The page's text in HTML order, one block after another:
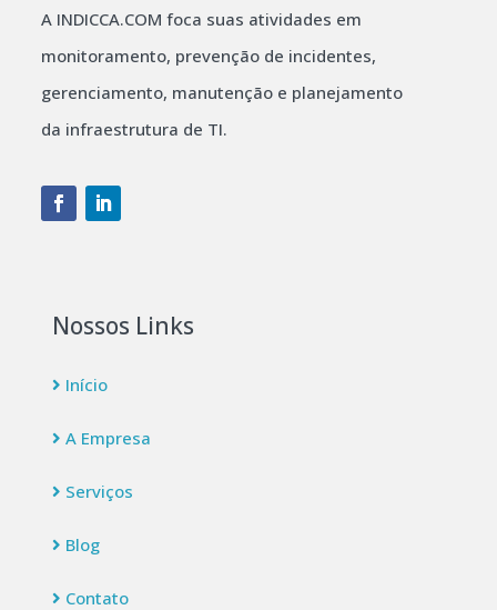
A INDICCA.COM foca suas atividades em
monitoramento, prevenção de incidentes,
gerenciamento, manutenção e planejamento
da infraestrutura de TI.
Nossos Links
Início
A Empresa
Serviços
Blog
Contato